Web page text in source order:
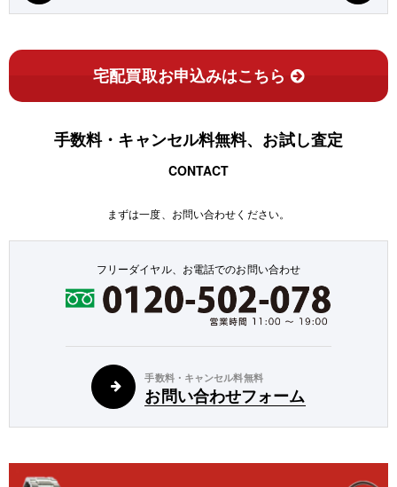
宅配買取お申込みはこちら
手数料・キャンセル料無料、お試し査定
CONTACT
まずは一度、お問い合わせください。
フリーダイヤル、お電話でのお問い合わせ
手数料・キャンセル料無料
お問い合わせフォーム